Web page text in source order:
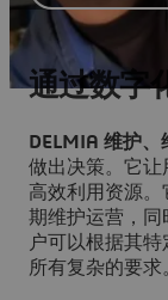
通过数字
DELMIA 维护、
做出决策。它让
高效利用资源
期维护运营，同
户可以根据其
所有复杂的要求